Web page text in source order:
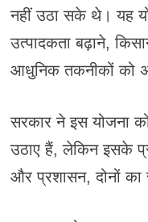
नहीं उठा सके थे। यह
उत्पादकता बढ़ाने,
आधुनिक तकनीकों को
सरकार ने इस योजना
उठाए हैं, लेकिन इसके
और प्रशासन, दोनों का